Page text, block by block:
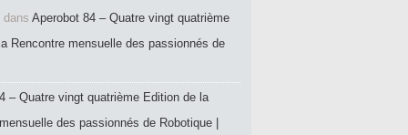
dans Aperobot 84 – Quatre vingt quatrième
Rencontre mensuelle des passionnés de
– Quatre vingt quatrième Edition de la
des passionnés de Robotique |